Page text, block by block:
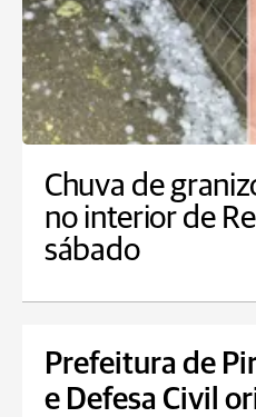
Chuva de
no interior de
sábado
Prefeitura de
e Defesa Civil